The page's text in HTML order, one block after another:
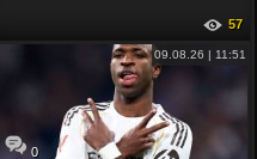
57
0
09.08.26 | 11:51